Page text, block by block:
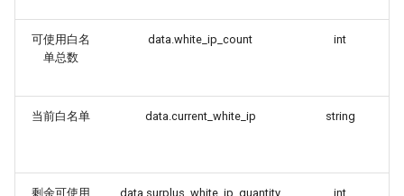
可使用白名
单总数
data.white_ip_count int
当前白名单 data.current_white_ip string
剩余可使用 data.surplus_white_ip_quantity int